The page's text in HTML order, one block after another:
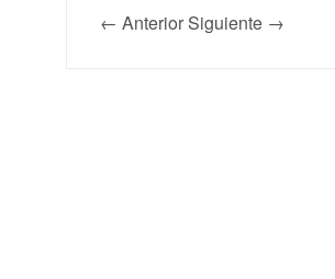
← Anterior Siguiente →